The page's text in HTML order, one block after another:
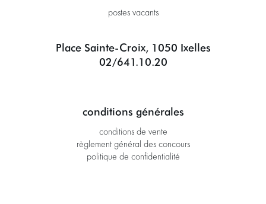
postes vacants
Place Sainte-Croix, 1050 Ixelles
02/641.10.20
conditions générales
conditions de vente
règlement général des concours
politique de confidentialité